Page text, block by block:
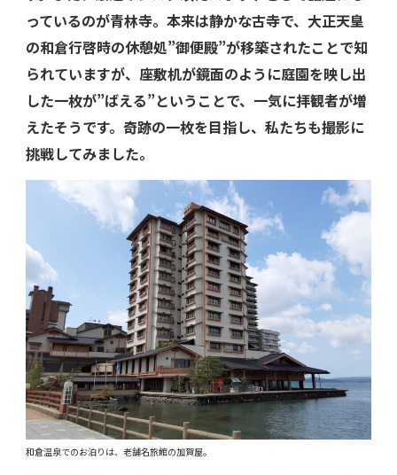
っているのが青林寺。本来は静かな古寺で、大正天皇
の和倉行啓時の休憩処”御便殿”が移築されたことで知
られていますが、座敷机が鏡面のように庭園を映し出
した一枚が”ばえる”ということで、一気に拝観者が増
えたそうです。奇跡の一枚を目指し、私たちも撮影に
挑戦してみました。
和倉温泉でのお泊りは、老舗名旅館の加賀屋。